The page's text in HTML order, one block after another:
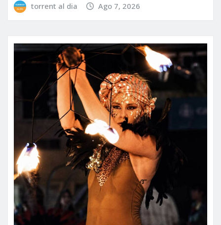
torrent al dia Ago 7, 2026